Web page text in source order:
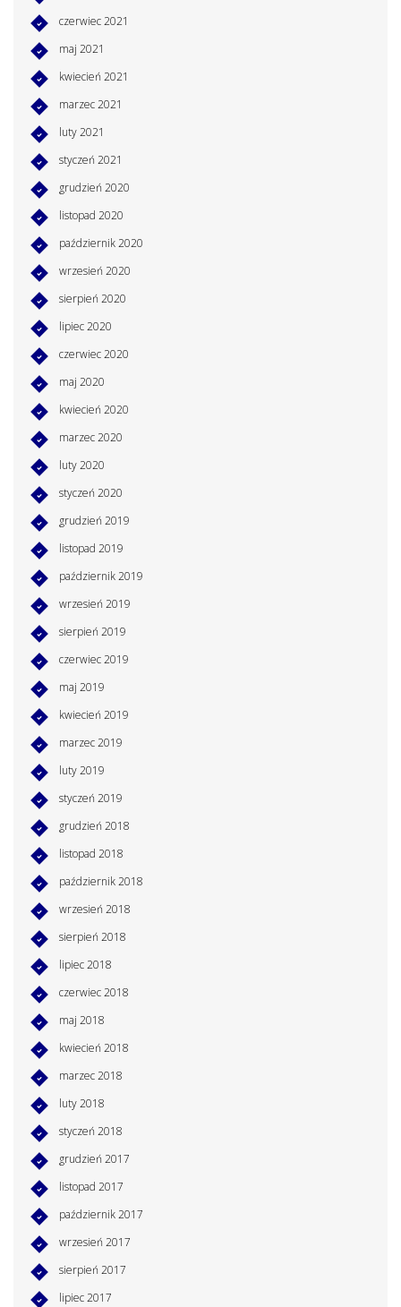
czerwiec 2021
maj 2021
kwiecień 2021
marzec 2021
luty 2021
styczeń 2021
grudzień 2020
listopad 2020
październik 2020
wrzesień 2020
sierpień 2020
lipiec 2020
czerwiec 2020
maj 2020
kwiecień 2020
marzec 2020
luty 2020
styczeń 2020
grudzień 2019
listopad 2019
październik 2019
wrzesień 2019
sierpień 2019
czerwiec 2019
maj 2019
kwiecień 2019
marzec 2019
luty 2019
styczeń 2019
grudzień 2018
listopad 2018
październik 2018
wrzesień 2018
sierpień 2018
lipiec 2018
czerwiec 2018
maj 2018
kwiecień 2018
marzec 2018
luty 2018
styczeń 2018
grudzień 2017
listopad 2017
październik 2017
wrzesień 2017
sierpień 2017
lipiec 2017